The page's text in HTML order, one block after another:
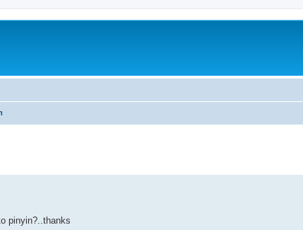
pinyin?..thanks